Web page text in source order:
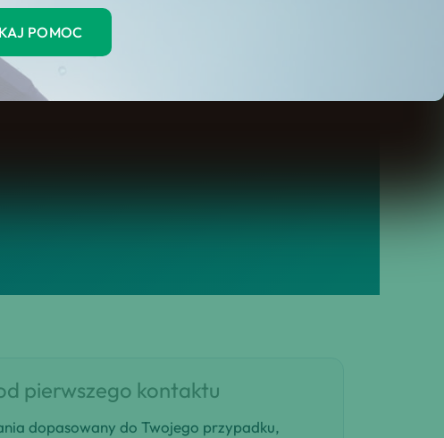
POMOC
kontaktu z doradcą.
i plan decyzji, który
pierwszego kontaktu
dopasowany do Twojego przypadku,